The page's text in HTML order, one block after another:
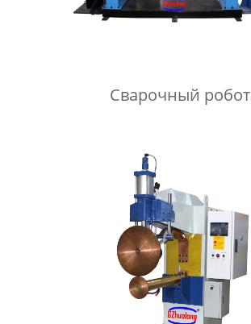
Сварочный робот